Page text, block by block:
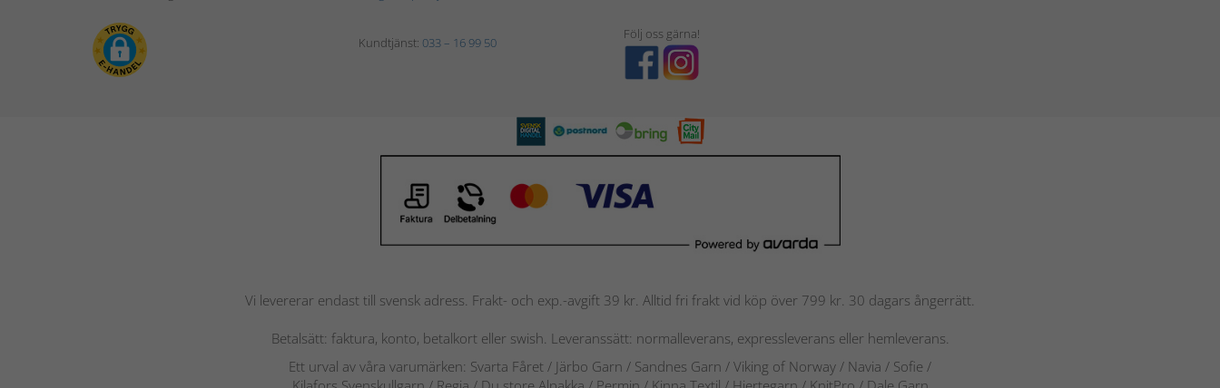
Kundtjänst: 033 – 16 99 50
Följ oss gärna!
Vi levererar endast till svensk adress. Frakt- och exp.-avgift 39 kr. Alltid fri frakt vid köp över 799 kr. 30 dagars ångerrätt.
Betalsätt: faktura, konto, betalkort eller swish. Leveranssätt: normalleverans, expressleverans eller hemleverans.
Ett urval av våra varumärken: Svarta Fåret / Järbo Garn / Sandnes Garn / Viking of Norway / Navia / Sofie /